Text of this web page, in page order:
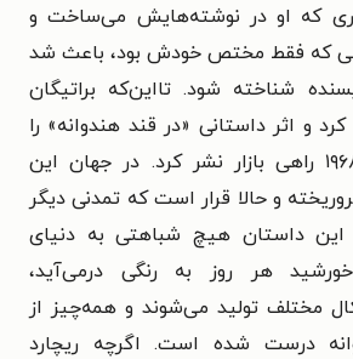
که او در نوشته‌هایش می‌ساخت و
که فقط مختص خودش بود، باعث شد
شناخته شود. تا‌این‌که براتیگان
و اثر داستانی «در قند هندوانه» را
نوشت و در سال ۱۹۶۸ راهی بازار نشر کرد. در جهان این
و حالا قرار است که تمدنی دیگر
داستان هیچ شباهتی به دنیای
هر روز به رنگی درمی‌آید،
مختلف تولید می‌شوند و همه‌چیز از
درست شده است. اگرچه ریچارد